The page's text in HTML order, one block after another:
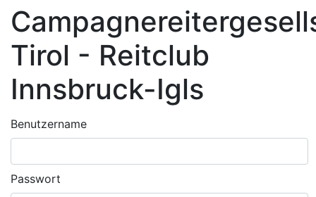
Tirol - Reitclub
Innsbruck-Igls
Benutzername
Passwort